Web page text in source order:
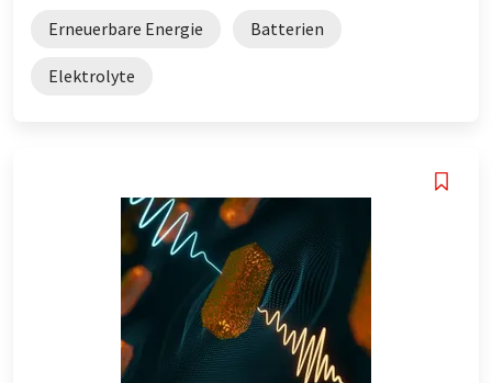
Erneuerbare Energie Batterien
Elektrolyte